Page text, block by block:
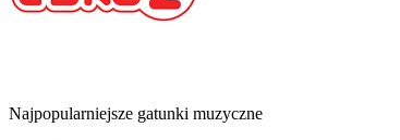
Najpopularniejsze gatunki muzyczne